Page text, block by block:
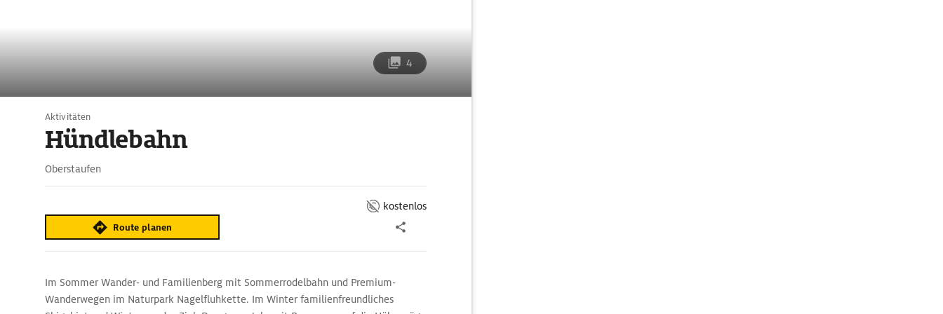
4
Aktivitäten
Hündlebahn
Oberstaufen
kostenlos
Route planen
Im Sommer Wander- und Familienberg mit Sommerrodelbahn und Premium-
Wanderwegen im Naturpark Nagelfluhkette. Im Winter familienfreundliches